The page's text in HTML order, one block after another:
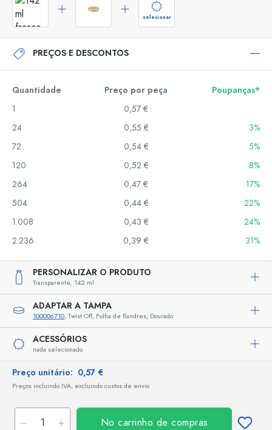
selecionar
PREÇOS E DESCONTOS
Quantidade Preço por peça
Poupanças*
1
0,57 €
24
0,55 €
3%
72
0,54 €
5%
120
0,52 €
8%
264
0,47 €
17%
504
0,44 €
22%
1.008
0,43 €
24%
2.236
0,39 € 31%
PERSONALIZAR O PRODUTO
Transparente, 142 ml
ADAPTAR A TAMPA
100006710, Twist Off, Folha de flandres, Dourado
ACESSÓRIOS
nada selecionado
Preço unitário: 0,57 €
Preços incluindo IVA, excluindo custos de envio
No carrinho de compras